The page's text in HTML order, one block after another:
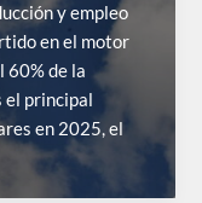
y empleo
en el motor
60% de la
el principal
en 2025, el